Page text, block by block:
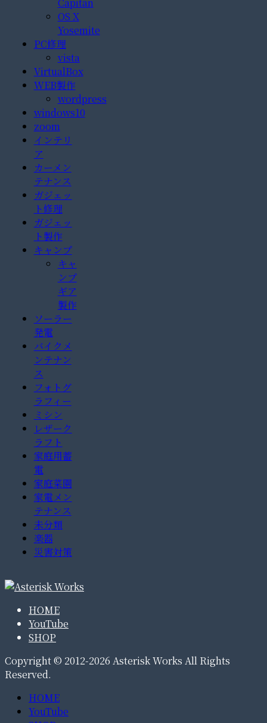
OS X
Yosemite
PC修理
vista
VirtualBox
WEB製作
wordpress
windows10
zoom
インテリ
ア
カーメン
テナンス
ガジェッ
ト修理
ガジェッ
ト製作
キャンプ
キャ
ンプ
ギア
製作
ソーラー
発電
バイクメ
ンテナン
ス
フォトグ
ラフィー
ミシン
レザーク
ラフト
家庭用蓄
電
家庭菜園
家電メン
テナンス
未分類
楽器
災害対策
HOME
YouTube
SHOP
Copyright © 2012-2026 Asterisk Works All Rights
Reserved.
HOME
YouTube